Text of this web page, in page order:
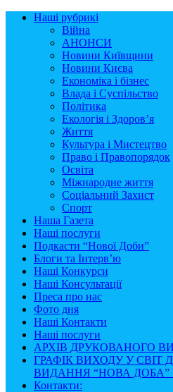
Наші рубрикі
Війна
АНОНСИ
Новини Київщини
Новини Києва
Економіка і бізнес
Влада і Суспільство
Політика
Екологія і Здоров’я
Життя
Культура і Мистецтво
Право і Правопорядок
Освіта
Міжнародне життя
Соціальний Захист
Спорт
Наша Газета
Наші послуги
Подкасти “Нової Доби”
Блоги та Інтерв’ю
Наші Конкурси
Наші Консультації
Преса про нас
Фото дня
Наші Контакти
Наші послуги
АРХІВ ДРУКОВАНОГО
ГРАФІК ВИХОДУ У СВІТ
ВИДАННЯ “НОВА ДОБА”
Контакти: